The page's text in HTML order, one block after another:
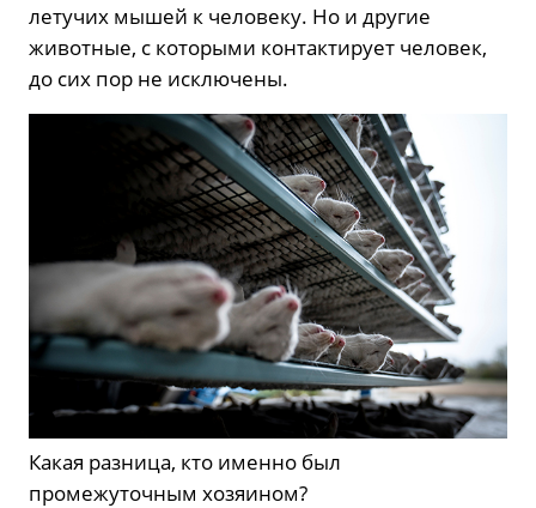
летучих мышей к человеку. Но и другие
животные, с которыми контактирует человек,
до сих пор не исключены.
Какая разница, кто именно был
промежуточным хозяином?